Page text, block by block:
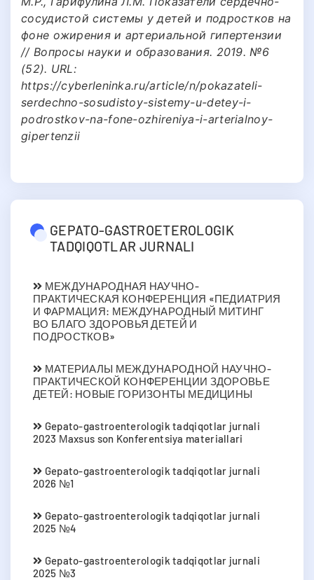
сосудистой системы у детей и подростков на
фоне ожирения и артериальной гипертензии
// Вопросы науки и образования. 2019. №6
(52). URL:
https://cyberleninka.ru/article/n/pokazateli-
serdechno-sosudistoy-sistemy-u-detey-i-
podrostkov-na-fone-ozhireniya-i-arterialnoy-
gipertenzii
GEPATO-GASTROETEROLOGIK
TADQIQOTLAR JURNALI
МЕЖДУНАРОДНАЯ НАУЧНО-
ПРАКТИЧЕСКАЯ КОНФЕРЕНЦИЯ «ПЕДИАТРИЯ
И ФАРМАЦИЯ: МЕЖДУНАРОДНЫЙ МИТИНГ
ВО БЛАГО ЗДОРОВЬЯ ДЕТЕЙ И
ПОДРОСТКОВ»
МАТЕРИАЛЫ МЕЖДУНАРОДНОЙ НАУЧНО-
ПРАКТИЧЕСКОЙ КОНФЕРЕНЦИИ ЗДОРОВЬЕ
ДЕТЕЙ: НОВЫЕ ГОРИЗОНТЫ МЕДИЦИНЫ
Gepato-gastroenterologik tadqiqotlar jurnali
2023 Мaxsus son Konferentsiya materiallari
Gepato-gastroenterologik tadqiqotlar jurnali
2026 №1
Gepato-gastroenterologik tadqiqotlar jurnali
2025 №4
Gepato-gastroenterologik tadqiqotlar jurnali
2025 №3